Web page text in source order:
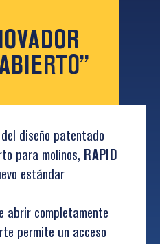
diseño patentado
para molinos, RAPID
estándar
abrir completamente
permite un acceso